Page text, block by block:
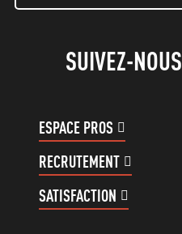
SUIVEZ-NOUS !
ESPACE PROS
RECRUTEMENT
SATISFACTION